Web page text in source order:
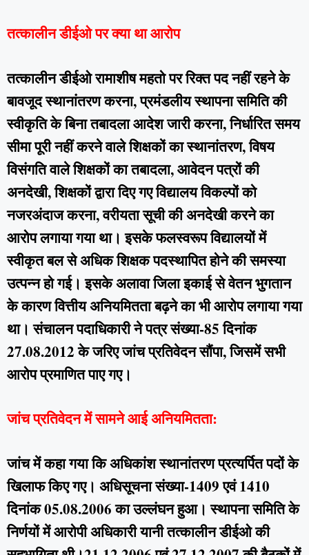
तत्कालीन डीईओ पर क्या था आरोप
तत्कालीन डीईओ रामाशीष महतो पर रिक्त पद नहीं रहने के
बावजूद स्थानांतरण करना, प्रमंडलीय स्थापना समिति की
स्वीकृति के बिना तबादला आदेश जारी करना, निर्धारित समय
सीमा पूरी नहीं करने वाले शिक्षकों का स्थानांतरण, विषय
विसंगति वाले शिक्षकों का तबादला, आवेदन पत्रों की
अनदेखी, शिक्षकों द्वारा दिए गए विद्यालय विकल्पों को
नजरअंदाज करना, वरीयता सूची की अनदेखी करने का
आरोप लगाया गया था। इसके फलस्वरूप विद्यालयों में
स्वीकृत बल से अधिक शिक्षक पदस्थापित होने की समस्या
उत्पन्न हो गई। इसके अलावा जिला इकाई से वेतन भुगतान
के कारण वित्तीय अनियमितता बढ़ने का भी आरोप लगाया गया
था। संचालन पदाधिकारी ने पत्र संख्या-85 दिनांक
27.08.2012 के जरिए जांच प्रतिवेदन सौंपा, जिसमें सभी
आरोप प्रमाणित पाए गए।
जांच प्रतिवेदन में सामने आई अनियमितता:
जांच में कहा गया कि अधिकांश स्थानांतरण प्रत्यर्पित पदों के
खिलाफ किए गए। अधिसूचना संख्या-1409 एवं 1410
दिनांक 05.08.2006 का उल्लंघन हुआ। स्थापना समिति के
निर्णयों में आरोपी अधिकारी यानी तत्कालीन डीईओ की